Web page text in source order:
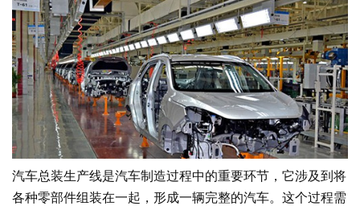
汽车总装生产线是汽车制造过程中的重要环节，它涉及到将
各种零部件组装在一起，形成一辆完整的汽车。这个过程需